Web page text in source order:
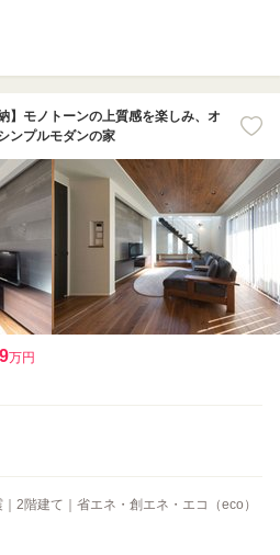
】モノトーンの上質感を楽しみ、オ
ンプルモダンの家
万円
｜2階建て｜省エネ・創エネ・エコ（eco）